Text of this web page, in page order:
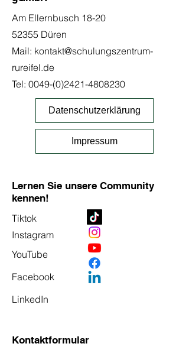
Am Ellernbusch 18-20
52355 Düren
Mail: kontakt@schulungszentrum-
rureifel.de
Tel: 0049-(0)2421-4808230
Datenschutzerklärung
Impressum
Lernen Sie unsere Community
kennen!
Tiktok
Instagram
YouTube
Facebook
LinkedIn
Kontaktformular